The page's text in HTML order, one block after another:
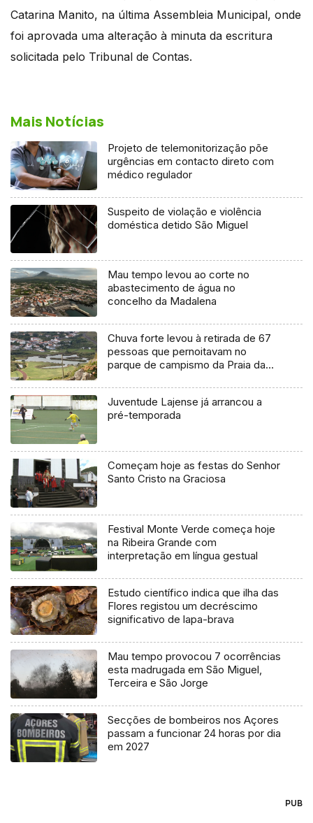
Catarina Manito, na última Assembleia Municipal, onde
foi aprovada uma alteração à minuta da escritura
solicitada pelo Tribunal de Contas.
Mais Notícias
Projeto de telemonitorização põe
urgências em contacto direto com
médico regulador
Suspeito de violação e violência
doméstica detido São Miguel
Mau tempo levou ao corte no
abastecimento de água no
concelho da Madalena
Chuva forte levou à retirada de 67
pessoas que pernoitavam no
parque de campismo da Praia da
Juventude Lajense já arrancou a
pré-temporada
Começam hoje as festas do Senhor
Santo Cristo na Graciosa
Festival Monte Verde começa hoje
na Ribeira Grande com
interpretação em língua gestual
Estudo científico indica que ilha das
Flores registou um decréscimo
significativo de lapa-brava
Mau tempo provocou 7 ocorrências
esta madrugada em São Miguel,
Terceira e São Jorge
Secções de bombeiros nos Açores
passam a funcionar 24 horas por dia
em 2027
PUB